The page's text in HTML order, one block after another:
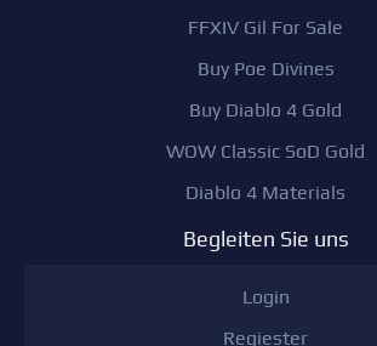
FFXIV Gil For Sale
Buy Poe Divines
Buy Diablo 4 Gold
WOW Classic SoD Gold
Diablo 4 Materials
Begleiten Sie uns
Login
Regiester